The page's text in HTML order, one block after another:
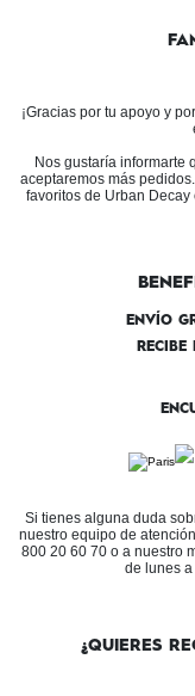
¡Gracias por tu apoyo y
Nos gustaría informarte
aceptaremos más
favoritos de Urban
ENVÍO
Si tienes alguna duda
nuestro equipo de
800 20 60 70 o a nuestro
de lunes a
¿QUIERES